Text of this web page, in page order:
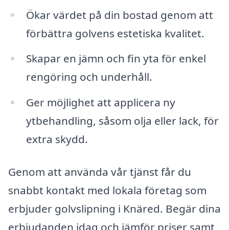
Ökar värdet på din bostad genom att
förbättra golvens estetiska kvalitet.
Skapar en jämn och fin yta för enkel
rengöring och underhåll.
Ger möjlighet att applicera ny
ytbehandling, såsom olja eller lack, för
extra skydd.
Genom att använda vår tjänst får du
snabbt kontakt med lokala företag som
erbjuder golvslipning i Knäred. Begär dina
erbjudanden idag och jämför priser samt